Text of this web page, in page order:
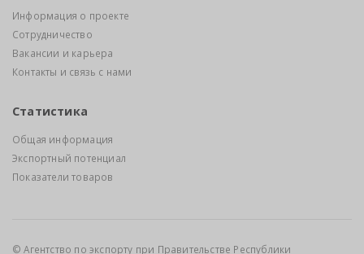
Информация о проекте
Сотрудничество
Вакансии и карьера
Контакты и связь с нами
Статистика
Общая информация
Экспортный потенциал
Показатели товаров
© Агентство по экспорту при Правительстве Республики